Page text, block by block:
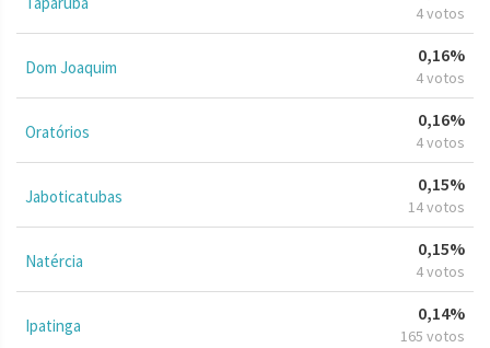
4 votos
Dom Joaquim
0,16%
4 votos
Oratórios
0,16%
4 votos
Jaboticatubas
0,15%
14 votos
Natércia
0,15%
4 votos
Ipatinga
0,14%
165 votos